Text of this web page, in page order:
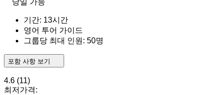
당일 가능
기간: 13시간
영어 투어 가이드
그룹당 최대 인원: 50명
포함 사항 보기
4.6 (11)
최저가격: